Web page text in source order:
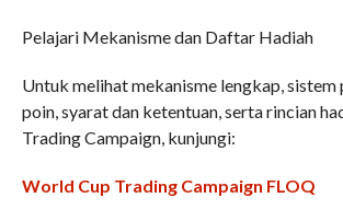
Pelajari Mekanisme dan Daftar Hadiah
Untuk melihat mekanisme lengkap, sistem
poin, syarat dan ketentuan, serta rincian
Trading Campaign, kunjungi:
World Cup Trading Campaign FLOQ